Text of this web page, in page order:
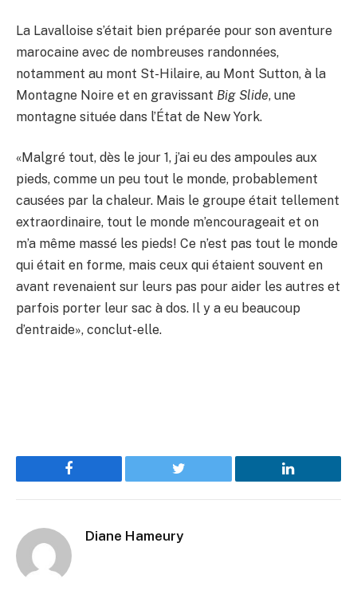
La Lavalloise s’était bien préparée pour son aventure
marocaine avec de nombreuses randonnées,
notamment au mont St-Hilaire, au Mont Sutton, à la
Montagne Noire et en gravissant Big Slide, une
montagne située dans l’État de New York.
«Malgré tout, dès le jour 1, j’ai eu des ampoules aux
pieds, comme un peu tout le monde, probablement
causées par la chaleur. Mais le groupe était tellement
extraordinaire, tout le monde m’encourageait et on
m’a même massé les pieds! Ce n’est pas tout le monde
qui était en forme, mais ceux qui étaient souvent en
avant revenaient sur leurs pas pour aider les autres et
parfois porter leur sac à dos. Il y a eu beaucoup
d’entraide», conclut-elle.
Facebook Twitter LinkedIn
Diane Hameury